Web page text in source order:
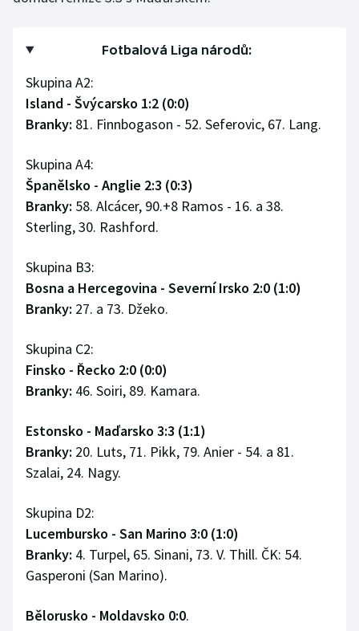
Triatlon
Veslování
Vodní slalom
Volejbal
Ostatní
Fotbalová Liga národů:
Skupina A2:
Island - Švýcarsko 1:2 (0:0)
Branky: 81. Finnbogason - 52. Seferovic, 67. Lang.
Skupina A4:
Španělsko - Anglie 2:3 (0:3)
Branky: 58. Alcácer, 90.+8 Ramos - 16. a 38.
Sterling, 30. Rashford.
Skupina B3:
Bosna a Hercegovina - Severní Irsko 2:0 (1:0)
Branky: 27. a 73. Džeko.
Skupina C2:
Finsko - Řecko 2:0 (0:0)
Branky: 46. Soiri, 89. Kamara.
Estonsko - Maďarsko 3:3 (1:1)
Branky: 20. Luts, 71. Pikk, 79. Anier - 54. a 81.
Szalai, 24. Nagy.
Skupina D2:
Lucembursko - San Marino 3:0 (1:0)
Branky: 4. Turpel, 65. Sinani, 73. V. Thill. ČK: 54.
Gasperoni (San Marino).
Bělorusko - Moldavsko 0:0.